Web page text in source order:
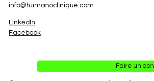
info@humanoclinique.com
LinkedIn
Facebook
Faire un don